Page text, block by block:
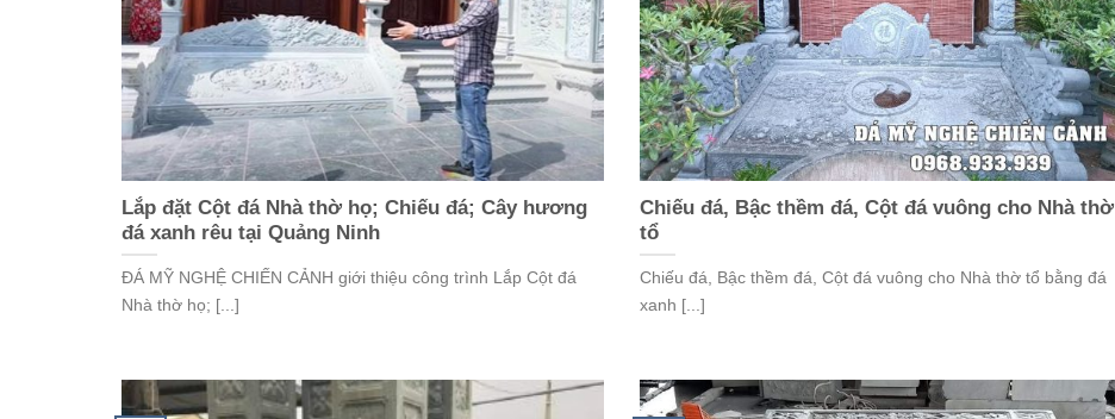
Lắp đặt Cột đá Nhà thờ họ; Chiếu đá; Cây hương
đá xanh rêu tại Quảng Ninh
ĐÁ MỸ NGHỆ CHIẾN CẢNH giới thiệu công trình Lắp Cột đá
Nhà thờ họ; [...]
Chiếu đá, Bậc thềm đá, Cột đá vuông cho Nhà thờ
tổ
Chiếu đá, Bậc thềm đá, Cột đá vuông cho Nhà thờ tổ bằng đá
xanh [...]